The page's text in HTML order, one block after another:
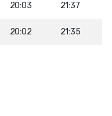
20:03 21:37
20:02 21:35